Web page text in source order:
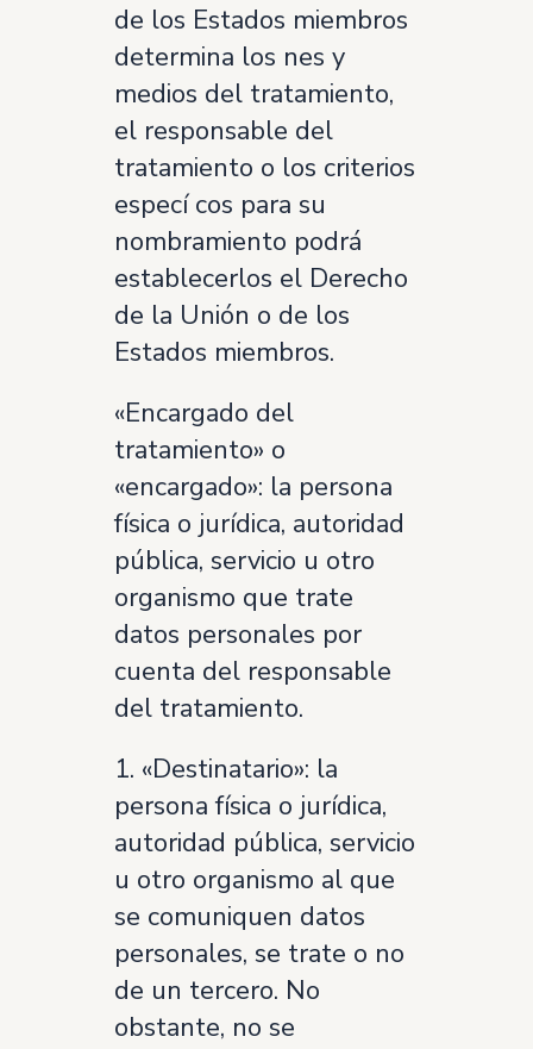
de los Estados miembros
determina los nes y
medios del tratamiento,
el responsable del
tratamiento o los criterios
especí cos para su
nombramiento podrá
establecerlos el Derecho
de la Unión o de los
Estados miembros.
«Encargado del
tratamiento» o
«encargado»: la persona
física o jurídica, autoridad
pública, servicio u otro
organismo que trate
datos personales por
cuenta del responsable
del tratamiento.
1. «Destinatario»: la
persona física o jurídica,
autoridad pública, servicio
u otro organismo al que
se comuniquen datos
personales, se trate o no
de un tercero. No
obstante, no se